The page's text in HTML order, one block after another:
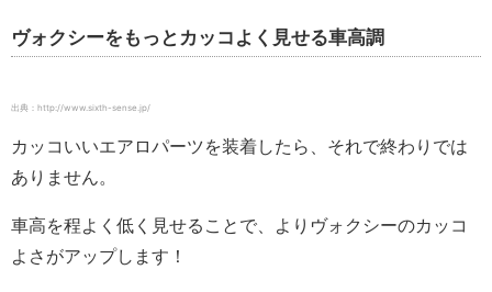
ヴォクシーをもっとカッコよく見せる車高調
出典：http://www.sixth-sense.jp/
カッコいいエアロパーツを装着したら、それで終わりでは
ありません。
車高を程よく低く見せることで、よりヴォクシーのカッコ
よさがアップします！